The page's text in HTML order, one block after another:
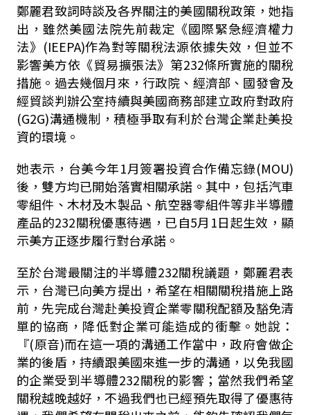
鄭麗君致詞時談及各界關注的美國關稅政策，她指
出，雖然美國法院先前裁定《國際緊急經濟權力
法》 (IEEPA)作為對等關稅法源依據失效，但並不
影響美方依《貿易擴張法》第232條所實施的關稅
措施。過去幾個月來，行政院、經濟部、國發會及
經貿談判辦公室持續與美國商務部建立政府對政府
(G2G)溝通機制，積極爭取有利於台灣企業赴美投
資的環境。
她表示，台美今年1月簽署投資合作備忘錄(MOU)
後，雙方均已開始落實相關承諾。其中，包括汽車
零組件、木材及木製品、航空器零組件等非半導體
產品的232關稅優惠待遇，已自5月 1日起生效，顯
示美方正逐步履行對台承諾。
至於台灣最關注的半導體232關稅議題，鄭麗君表
示，台灣已向美方提出，希望在相關關稅措施上路
前，先完成台灣赴美投資企業零關稅配額及豁免清
單的協商，降低對企業可能造成的衝擊。她說：
『(原音)而在這一項的溝通工作當中，政府會做企
業的後盾，持續跟美國來進一步的溝通，以免我國
的企業受到半導體232關稅的影響； 當然我們希望
關稅越晚越好，不過我們也已經預先取得了優惠待